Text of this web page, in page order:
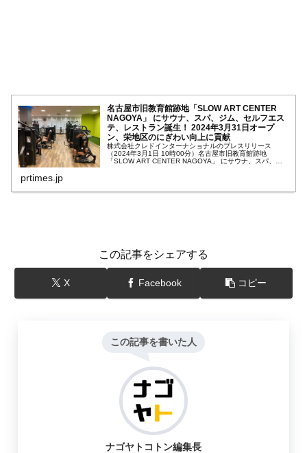
名古屋市旧教育館跡地「SLOW ART CENTER
NAGOYA」 にサウナ、スパ、ジム、セルフエス
テ、レストラン誕生！ 2024年3月31日オープ
ン、栄地区のにぎわい向上に貢献
株式会社クレドインターナショナルのプレスリリース
（2024年3月1日 10時00分）名古屋市旧教育館跡地
「SLOW ART CENTER NAGOYA」 にサウナ、スパ、ジ
prtimes.jp
この記事をシェアする
X Facebook コピー
この記事を書いた人
ナゴヤトコトン編集長